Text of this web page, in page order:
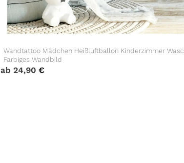
Wandtattoo Mädchen Heißluftballon Kinderzimmer
Farbiges Wandbild
ab 24,90 €